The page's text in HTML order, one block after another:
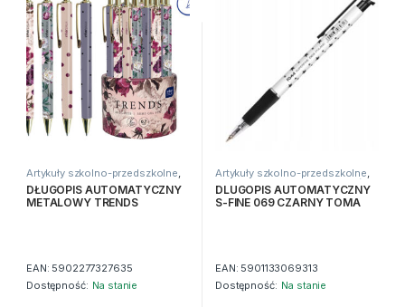
Artykuły szkolno-przedszkolne,
Długopisy,Do pisania ,Zwykłe
DŁUGOPIS AUTOMATYCZNY
METALOWY TRENDS
EAN: 5902277327635
Dostępność: Na stanie
Artykuły szkolno-przedszkolne,
Długopisy,Do pisania ,Nowości
Zwykłe
DLUGOPIS AUTOMATYCZNY
S-FINE 069 CZARNY TOMA
EAN: 5901133069313
Dostępność: Na stanie